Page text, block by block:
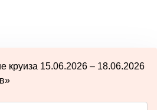
круиза 15.06.2026 – 18.06.2026